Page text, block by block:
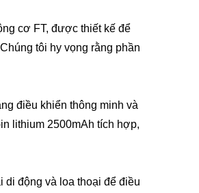
cơ FT, được thiết kế để
tôi hy vọng rằng phần
điều khiển thông minh và
lithium 2500mAh tích hợp,
di động và loa thoại để điều